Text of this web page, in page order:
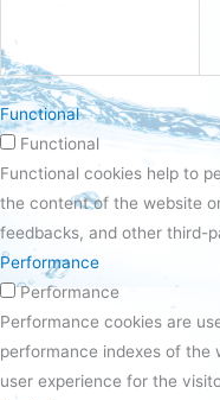
Functional
Functional
Functional cookies help to
the content of the website
feedbacks, and other third-
Performance
Performance
Performance cookies are
performance indexes of the
user experience for the